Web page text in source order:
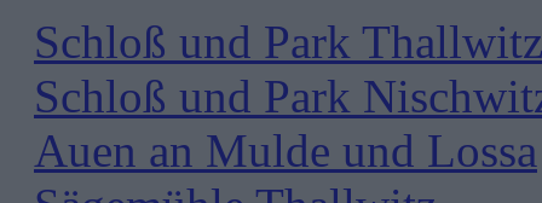
Schloß und Park Thallwitz
Schloß und Park
Auen an Mulde und Lossa